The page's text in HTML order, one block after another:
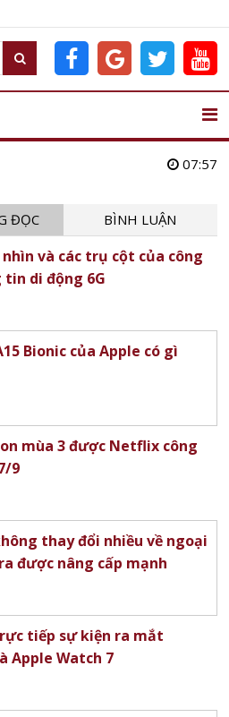
07:57
ĐỌC BÌNH LUẬN
và các trụ cột của công
di động 6G
Bionic của Apple có gì
mùa 3 được Netflix công
9
thay đổi nhiều về ngoại
được nâng cấp mạnh
tiếp sự kiện ra mắt
Apple Watch 7